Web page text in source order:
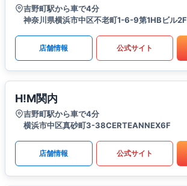
吉野町駅から車で4分
神奈川県横浜市中区不老町1-6-9第1HBビル2F
店舗情報 公式サイト
H!M関内
吉野町駅から車で4分
横浜市中区真砂町3-38CERTEANNEX6F
店舗情報 公式サイト